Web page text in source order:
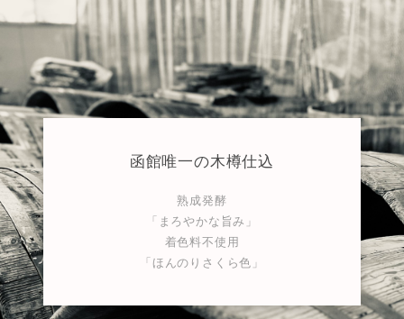
函館唯一の木樽仕込
熟成発酵
「まろやかな旨み」
着色料不使用
「ほんのりさくら色」